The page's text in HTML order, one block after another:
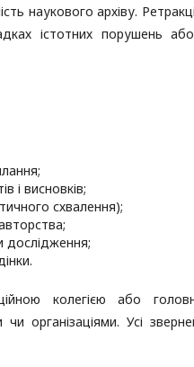
наукового архіву.
істотних порушень або
і висновків;
схвалення);
дослідження;
колегією або
організаціями. Усі